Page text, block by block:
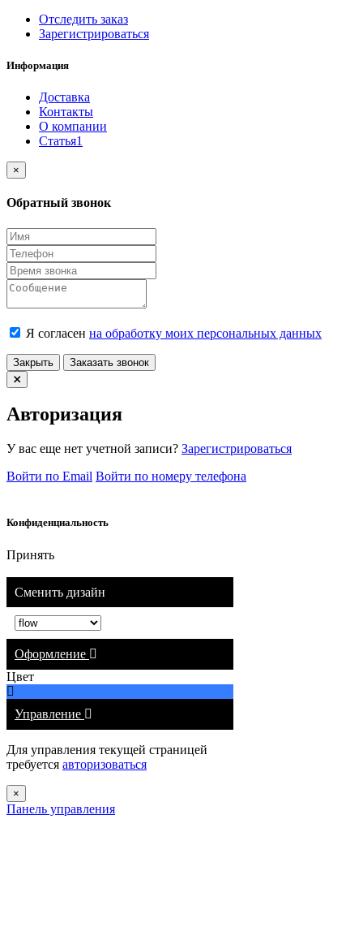
Отследить заказ
Зарегистрироваться
Информация
Доставка
Контакты
О компании
Статья1
×
Обратный звонок
Я согласен на обработку моих персональных данных
Закрыть Заказать звонок
Авторизация
У вас еще нет учетной записи? Зарегистрироваться
Войти по Email Войти по номеру телефона
Конфиденциальность
Принять
Сменить дизайн
Оформление
Цвет
Управление
Для управления текущей страницей
требуется авторизоваться
×
Панель управления